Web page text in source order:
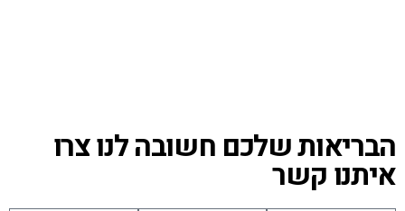
הבריאות שלכם חשובה לנו צרו
איתנו קשר